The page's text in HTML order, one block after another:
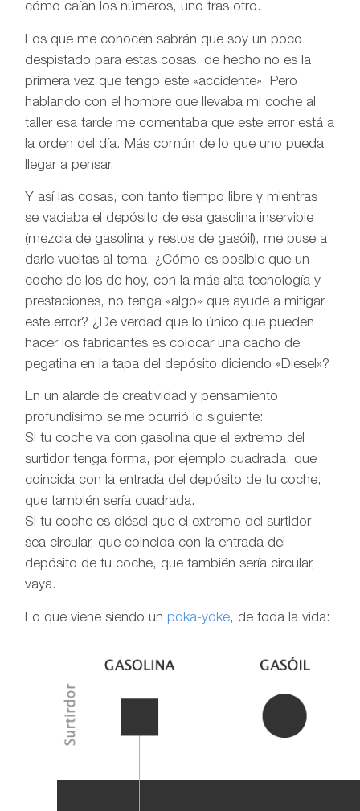
cómo caían los números, uno tras otro.
Los que me conocen sabrán que soy un poco
despistado para estas cosas, de hecho no es la
primera vez que tengo este «accidente». Pero
hablando con el hombre que llevaba mi coche al
taller esa tarde me comentaba que este error está a
la orden del día. Más común de lo que uno pueda
llegar a pensar.
Y así las cosas, con tanto tiempo libre y mientras
se vaciaba el depósito de esa gasolina inservible
(mezcla de gasolina y restos de gasóil), me puse a
darle vueltas al tema. ¿Cómo es posible que un
coche de los de hoy, con la más alta tecnología y
prestaciones, no tenga «algo» que ayude a mitigar
este error? ¿De verdad que lo único que pueden
hacer los fabricantes es colocar una cacho de
pegatina en la tapa del depósito diciendo «Diesel»?
En un alarde de creatividad y pensamiento
profundísimo se me ocurrió lo siguiente:
Si tu coche va con gasolina que el extremo del
surtidor tenga forma, por ejemplo cuadrada, que
coincida con la entrada del depósito de tu coche,
que también sería cuadrada.
Si tu coche es diésel que el extremo del surtidor
sea circular, que coincida con la entrada del
depósito de tu coche, que también sería circular,
vaya.
Lo que viene siendo un poka-yoke, de toda la vida: